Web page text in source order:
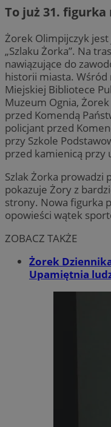
To już 31. figurka
Żorek Olimpijczyk jest
„Szlaku Żorka”. Na
nawiązujące do
historii miasta. Wśród
Miejskiej Bibliotece
Muzeum Ognia,
przed Komendą
policjant przed
przy Szkole
przed kamienicą przy
Szlak Żorka prowadzi
pokazuje Żory z
strony. Nowa figurka
opowieści wątek
ZOBACZ TAKŻE
Żorek
Upamiętnia